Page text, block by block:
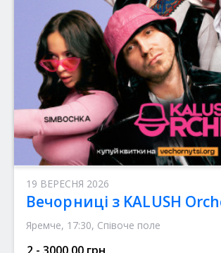
19 ВЕРЕСНЯ 2026
Вечорниці з KALUSH
Яремче, 17:30, Співоче поле